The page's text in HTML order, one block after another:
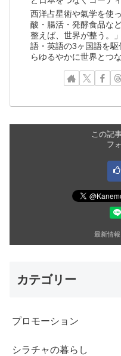
西洋占星術や氣学を使
酸・腸活・発酵食品な
整えば、世界が整う。
語・英語の3ヶ国語を
らゆるやかに世界とつ
この記
フ
最新情報
カテゴリー
プロモーション
シラチャの暮らし